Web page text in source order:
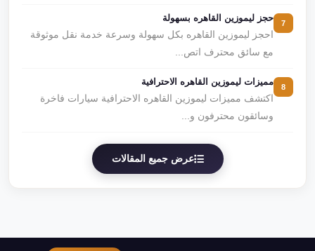
حجز ليموزين القاهره بسهولة
احجز ليموزين القاهره بكل سهولة وسرعة خدمة نقل موثوقة
مع سائق محترف اتص...
مميزات ليموزين القاهره الاحترافية
اكتشف مميزات ليموزين القاهره الاحترافية سيارات فاخرة
وسائقون محترفون و...
عرض جميع المقالات